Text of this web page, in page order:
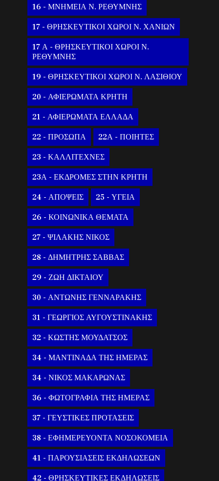
16 - ΜΝΗΜΕΙΑ Ν. ΡΕΘΥΜΝΗΣ
17 - ΘΡΗΣΚΕΥΤΙΚΟΙ ΧΩΡΟΙ Ν. ΧΑΝΙΩΝ
17 Α - ΘΡΗΣΚΕΥΤΙΚΟΙ ΧΩΡΟΙ Ν.
ΡΕΘΥΜΝΗΣ
19 - ΘΡΗΣΚΕΥΤΙΚΟΙ ΧΩΡΟΙ Ν. ΛΑΣΙΘΙΟΥ
20 - ΑΦΙΕΡΩΜΑΤΑ ΚΡΗΤΗ
21 - ΑΦΙΕΡΩΜΑΤΑ ΕΛΛΑΔΑ
22 - ΠΡΟΣΩΠΑ 22Α - ΠΟΙΗΤΕΣ
23 - ΚΑΛΛΙΤΕΧΝΕΣ
23Α - ΕΚΔΡΟΜΕΣ ΣΤΗΝ ΚΡΗΤΗ
24 - ΑΠΟΨΕΙΣ 25 - ΥΓΕΙΑ
26 - ΚΟΙΝΩΝΙΚΑ ΘΕΜΑΤΑ
27 - ΨΙΛΑΚΗΣ ΝΙΚΟΣ
28 - ΔΗΜΗΤΡΗΣ ΣΑΒΒΑΣ
29 - ΖΩΗ ΔΙΚΤΑΙΟΥ
30 - ΑΝΤΩΝΗΣ ΓΕΝΝΑΡΑΚΗΣ
31 - ΓΕΩΡΓΙΟΣ ΑΥΓΟΥΣΤΙΝΑΚΗΣ
32 - ΚΩΣΤΗΣ ΜΟΥΔΑΤΣΟΣ
34 - ΜΑΝΤΙΝΑΔΑ ΤΗΣ ΗΜΕΡΑΣ
34 - ΝΙΚΟΣ ΜΑΚΑΡΩΝΑΣ
36 - ΦΩΤΟΓΡΑΦΙΑ ΤΗΣ ΗΜΕΡΑΣ
37 - ΓΕΥΣΤΙΚΕΣ ΠΡΟΤΑΣΕΙΣ
38 - ΕΦΗΜΕΡΕΥΟΝΤΑ ΝΟΣΟΚΟΜΕΙΑ
41 - ΠΑΡΟΥΣΙΑΣΕΙΣ ΕΚΔΗΛΩΣΕΩΝ
42 - ΘΡΗΣΚΕΥΤΙΚΕΣ ΕΚΔΗΛΩΣΕΙΣ